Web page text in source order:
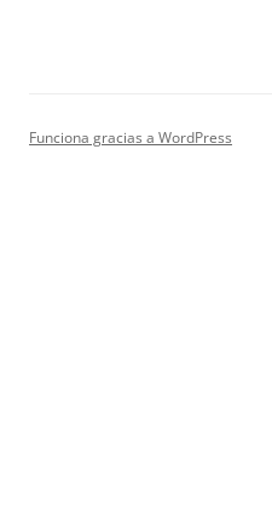
Funciona gracias a WordPress